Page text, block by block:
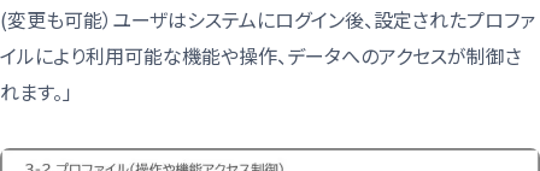
(変更も可能）ユーザはシステムにログイン後、設定されたプロファ
イルにより利用可能な機能や操作、データへのアクセスが制御さ
れます。」